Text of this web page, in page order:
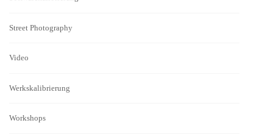
Street Photography
Video
Werkskalibrierung
Workshops